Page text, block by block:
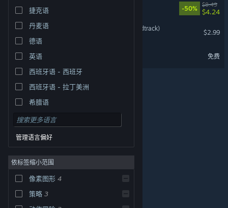
© Valve Corporation。保留所有权利。所有商标均为其在
律信息| 无障碍 |
捷克语
丹麦语
德语
英语
西班牙语 - 西班牙
西班牙语 - 拉丁美洲
希腊语
管理语言偏好
依标签缩小范围
像素图形 4
策略 3
-50%
$8.49
$4.24
Hoppy Hop (Original Soundtrack)
$2.99
免费